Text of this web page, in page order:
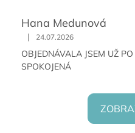
Hana Medunová
| 24.07.2026
OBJEDNÁVALA JSEM UŽ
SPOKOJENÁ